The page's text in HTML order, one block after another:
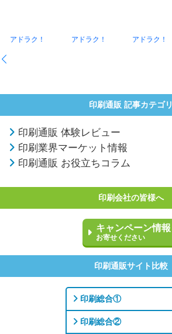
アドラク！ アドラク！ アドラク！
印刷通販 記事カテゴリ
印刷通販 体験レビュー
印刷業界マーケット情報
印刷通販 お役立ちコラム
印刷会社の皆様へ
キャンペーン情報
お寄せください
印刷通販サイト比較
印刷総合①
印刷総合②